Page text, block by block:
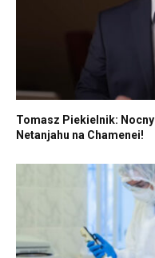
Tomasz Piekielnik:
Netanjahu na Chamenei!